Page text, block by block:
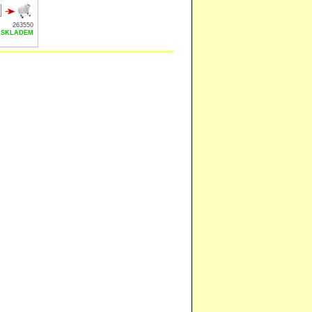
263550
SKLADEM